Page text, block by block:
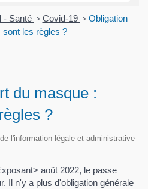
- Santé > Covid-19 > Obligation
sont les règles ?
du masque :
?
l'information légale et administrative
août 2022, le passe
Il n'y a plus d'obligation générale